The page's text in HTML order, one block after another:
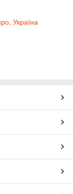
Україна